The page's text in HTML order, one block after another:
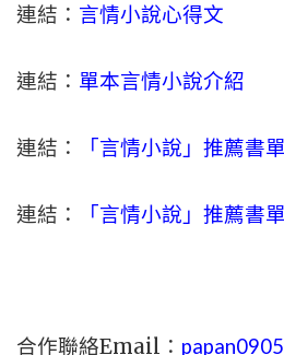
連結： 言情小說心得文
連結： 單本言情小說介紹
連結： 「言情小說」推薦書
連結： 「言情小說」推薦書
合作聯絡Email：